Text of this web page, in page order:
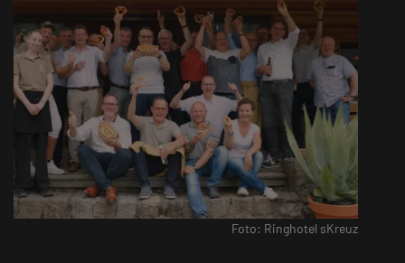
Foto: Ringhotel sKreuz